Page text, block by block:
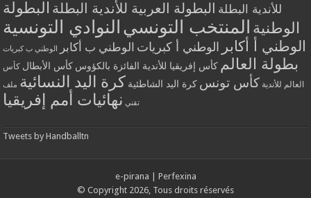
للأندية البطلة البطولة العربية للأندية البطلة البطولة
الوطنية المنتخب التونسي النوادي التونسية
الوطني أ أكابر الوطني أ كبريات الوطني ب أكابر الوطني ب كبريات
بطولة العالم كأس إفريقيا للأندية الفائزة بالكؤوس كأس الأبطال كأس
العالم للأندية كأس تونس كرة اليد الشاطئية كرة اليد النسائية ملف
تقني نهائيات أمم إفريقيا
Tweets by Handballtn
e-pirana
Perfexina
© Copyright 2026, Tous droits réservés